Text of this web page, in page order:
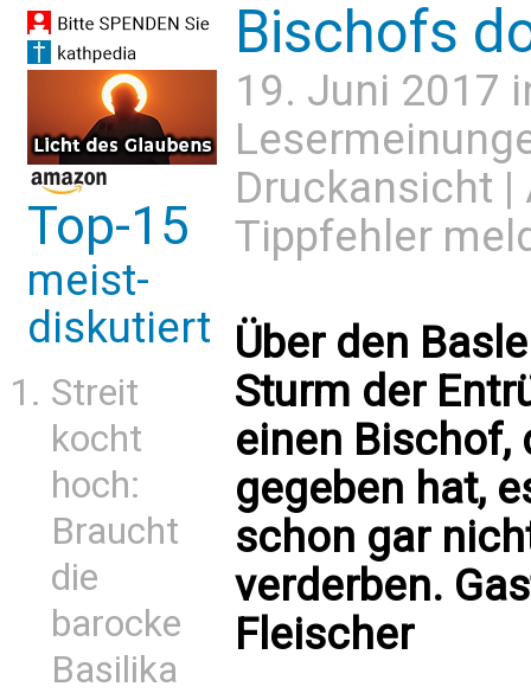
Top-15
meist-
diskutiert
Streit
kocht
hoch:
Braucht
die
barocke
Basilika
Bischofs
19. Juni 2017
Druckansicht |
Tippfehler
Über den
Sturm der
einen Bischof,
gegeben hat,
schon gar
verderben.
Fleischer